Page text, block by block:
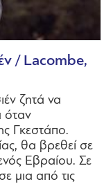
/ Lacombe,
ζητά να
όταν
Γκεστάπο.
θα βρεθεί σε
Εβραίου. Σε
μια από τις